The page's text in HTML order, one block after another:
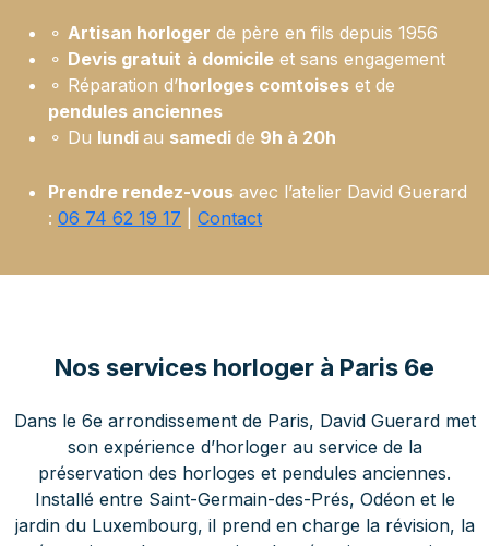
⚬ Artisan horloger de père en fils depuis 1956
⚬ Devis gratuit à domicile et sans engagement
⚬ Réparation d’horloges comtoises et de
pendules anciennes
⚬ Du lundi au samedi de 9h à 20h
Prendre rendez-vous avec l’atelier David Guerard
: 06 74 62 19 17 Contact
Nos services horloger à Paris 6e
Dans le 6e arrondissement de Paris, David Guerard met
son expérience d’horloger au service de la
préservation des horloges et pendules anciennes.
Installé entre Saint-Germain-des-Prés, Odéon et le
jardin du Luxembourg, il prend en charge la révision, la